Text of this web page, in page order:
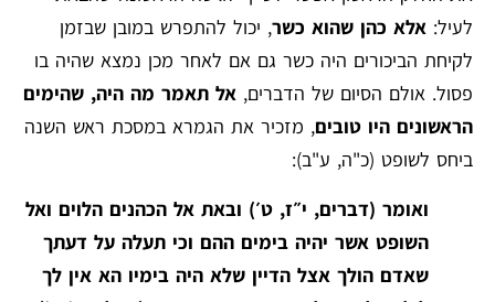
לעיל: אלא כהן שהוא כשר, יכול להתפרש במובן שבזמן
לקיחת הביכורים היה כשר גם אם לאחר מכן נמצא שהיה בו
פסול. אולם הסיום של הדברים, אל תאמר מה היה, שהימים
הראשונים היו טובים, מזכיר את הגמרא במסכת ראש השנה
ביחס לשופט (כ"ה, ע"ב):
ואומר (דברים, י״ז, ט׳) ובאת אל הכהנים הלוים ואל
השופט אשר יהיה בימים ההם וכי תעלה על דעתך
שאדם הולך אצל הדיין שלא היה בימיו הא אין לך